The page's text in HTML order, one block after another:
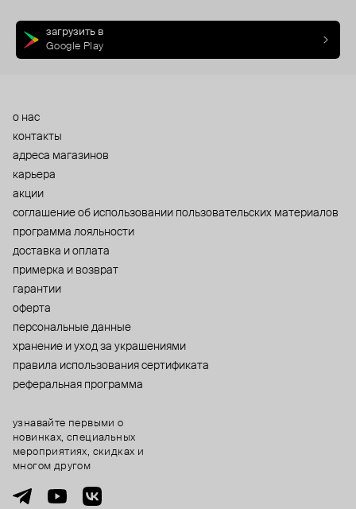
загрузить в
Google Play
о нас
контакты
адреса магазинов
карьера
акции
cоглашение об использовании пользовательских материалов
программа лояльности
доставка и оплата
примерка и возврат
гарантии
оферта
персональные данные
хранение и уход за украшениями
правила использования сертификата
реферальная программа
узнавайте первыми о
новинках, специальных
мероприятиях, скидках и
многом другом